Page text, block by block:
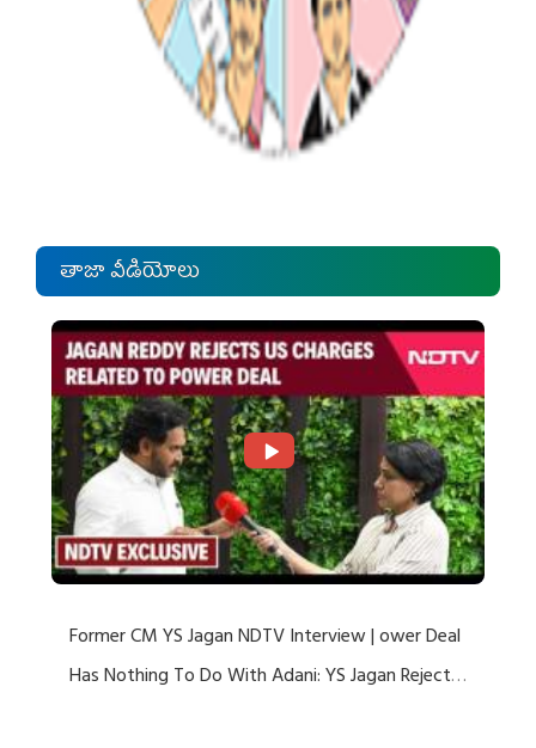
తాజా వీడియోలు
Former CM YS Jagan NDTV Interview | ower Deal
Has Nothing To Do With Adani: YS Jagan Rejects